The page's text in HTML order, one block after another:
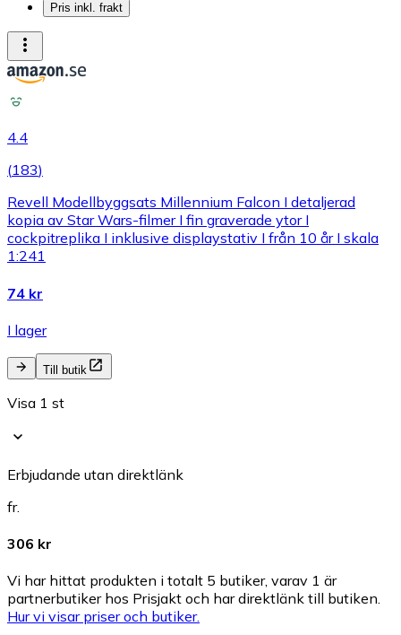
Pris inkl. frakt
4.4
(183)
Revell Modellbyggsats Millennium Falcon I detaljerad
kopia av Star Wars-filmer I fin graverade ytor I
cockpitreplika I inklusive displaystativ I från 10 år I skala
1:241
74 kr
I lager
Till butik
Visa 1 st
Erbjudande utan direktlänk
fr.
306 kr
Vi har hittat produkten i totalt 5 butiker, varav 1 är
partnerbutiker hos Prisjakt och har direktlänk till butiken.
Hur vi visar priser och butiker.